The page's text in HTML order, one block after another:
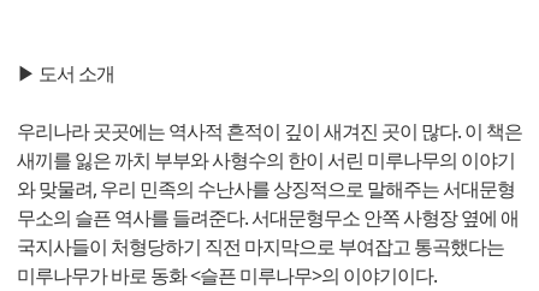
▶ 도서 소개
우리나라 곳곳에는 역사적 흔적이 깊이 새겨진 곳이 많다. 이 책은
새끼를 잃은 까치 부부와 사형수의 한이 서린 미루나무의 이야기
와 맞물려, 우리 민족의 수난사를 상징적으로 말해주는 서대문형
무소의 슬픈 역사를 들려준다. 서대문형무소 안쪽 사형장 옆에 애
국지사들이 처형당하기 직전 마지막으로 부여잡고 통곡했다는
미루나무가 바로 동화 <슬픈 미루나무>의 이야기이다.